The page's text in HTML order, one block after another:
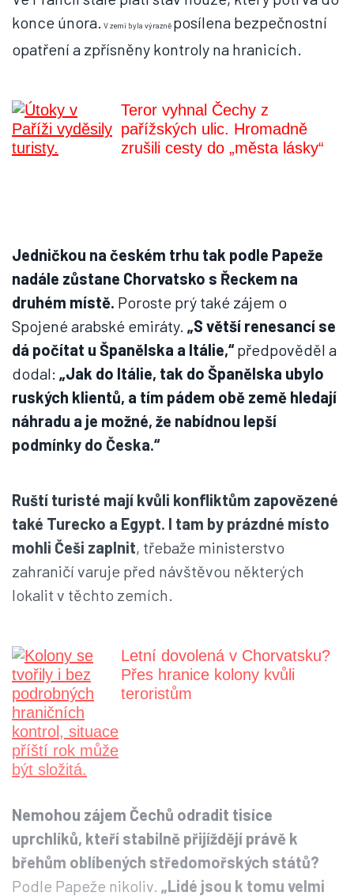
konce února. V zemi byla výrazně posílena bezpečnostní
opatření a zpřísněny kontroly na hranicích.
Teror vyhnal Čechy z
pařížských ulic. Hromadně
zrušili cesty do „města lásky“
Jedničkou na českém trhu tak podle Papeže
nadále zůstane Chorvatsko s Řeckem na
druhém místě. Poroste prý také zájem o
Spojené arabské emiráty. „S větší renesancí se
dá počítat u Španělska a Itálie,“předpověděl a
dodal: „Jak do Itálie, tak do Španělska ubylo
ruských klientů, a tím pádem obě země hledají
náhradu a je možné, že nabídnou lepší
podmínky do Česka.“
Ruští turisté mají kvůli konfliktům zapovězené
také Turecko a Egypt. I tam by prázdné místo
mohli Češi zaplnit, třebaže ministerstvo
zahraničí varuje před návštěvou některých
lokalit v těchto zemích.
Letní dovolená v Chorvatsku?
Přes hranice kolony kvůli
teroristům
Nemohou zájem Čechů odradit tisíce
uprchlíků, kteří stabilně přijíždějí právě k
břehům oblíbených středomořských států?
Podle Papeže nikoliv. „Lidé jsou k tomu velmi